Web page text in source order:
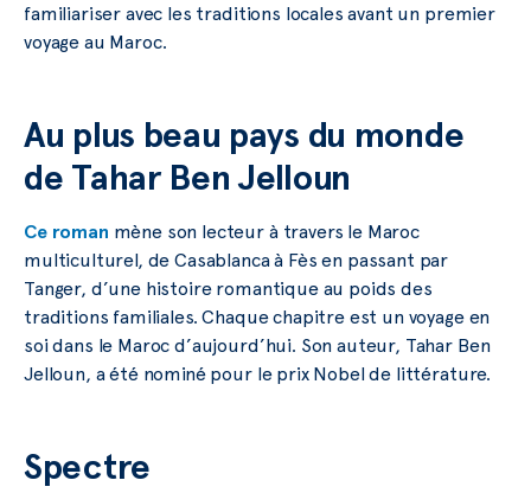
familiariser avec les traditions locales avant un premier
voyage au Maroc.
Au plus beau pays du monde
de Tahar Ben Jelloun
Ce roman mène son lecteur à travers le Maroc
multiculturel, de Casablanca à Fès en passant par
Tanger, d’une histoire romantique au poids des
traditions familiales. Chaque chapitre est un voyage en
soi dans le Maroc d’aujourd’hui. Son auteur, Tahar Ben
Jelloun, a été nominé pour le prix Nobel de littérature.
Spectre